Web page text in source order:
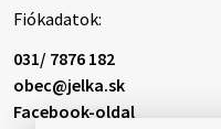
Helyi
Gyászhirdetések:
korában távozott az
temetési szertartás
Fiókadatok:
031/ 7876 182
obec@jelka.sk
Facebook-oldal